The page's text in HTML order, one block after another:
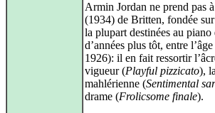
Armin Jordan ne prend pas
(1934) de Britten, fondée
la plupart destinées au
d’années plus tôt, entre
1926): il en fait ressortir
vigueur (Playful pizzicato),
mahlérienne (Sentimental
drame (Frolicsome finale).